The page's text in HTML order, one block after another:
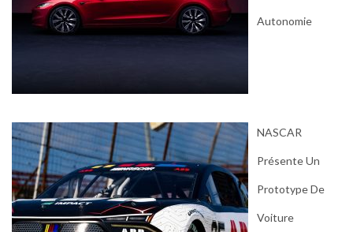
Autonomie
NASCAR
Présente Un
Prototype De
Voiture